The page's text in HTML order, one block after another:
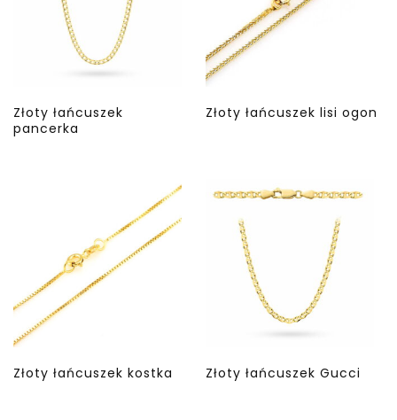
Złoty łańcuszek
pancerka
Złoty łańcuszek lisi ogon
Złoty łańcuszek kostka Złoty łańcuszek Gucci